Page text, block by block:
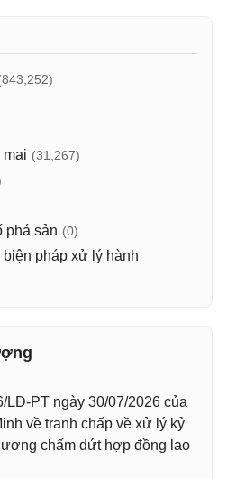
(31,267)
phá sản (0)
pháp xử lý hành
LĐ-PT ngày 30/07/2026 của
về tranh chấp về xử lý kỷ
chấm dứt hợp đồng lao